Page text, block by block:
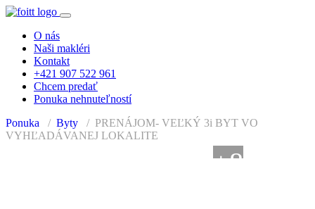
O nás
Naši makléri
Kontakt
+421 907 522 961
Chcem predať
Ponuka nehnuteľností
Ponuka
Byty
PRENÁJOM- VEĽKÝ 3i BYT VO
VYHĽADÁVANEJ LOKALITE
+8